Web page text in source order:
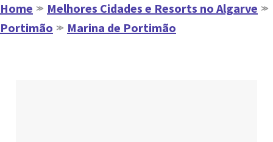
Home ≫ Melhores Cidades e Resorts no Algarve ≫
Portimão ≫ Marina de Portimão